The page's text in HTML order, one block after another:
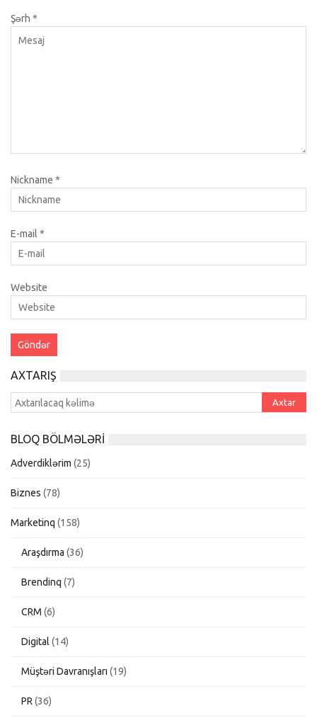
Şərh *
Nickname *
E-mail *
Website
AXTARIŞ
BLOQ BÖLMƏLƏRI
Adverdiklərim (25)
Biznes (78)
Marketinq (158)
Araşdırma (36)
Brendinq (7)
CRM (6)
Digital (14)
Müştəri Davranışları (19)
PR (36)